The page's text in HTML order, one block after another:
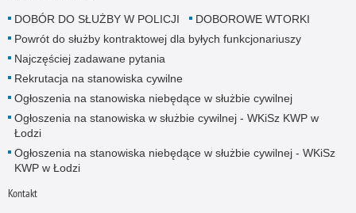
DOBÓR DO SŁUŻBY W POLICJI
DOBOROWE WTORKI
Powrót do służby kontraktowej dla byłych funkcjonariuszy
Najczęściej zadawane pytania
Rekrutacja na stanowiska cywilne
Ogłoszenia na stanowiska niebędące w służbie cywilnej
Ogłoszenia na stanowiska w służbie cywilnej - WKiSz KWP w
Łodzi
Ogłoszenia na stanowiska niebędące w służbie cywilnej - WKiSz
KWP w Łodzi
Kontakt